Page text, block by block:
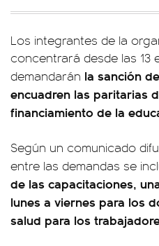
Los integrantes de la
concentrará desde las 13
demandarán la sanción
encuadren las paritarias
financiamiento de la
Según un comunicado
entre las demandas se
de las capacitaciones,
lunes a viernes para los
salud para los